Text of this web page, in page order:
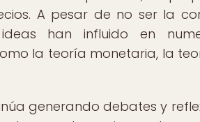
A pesar de no ser la
han influido en
la teoría monetaria, la
generando debates y